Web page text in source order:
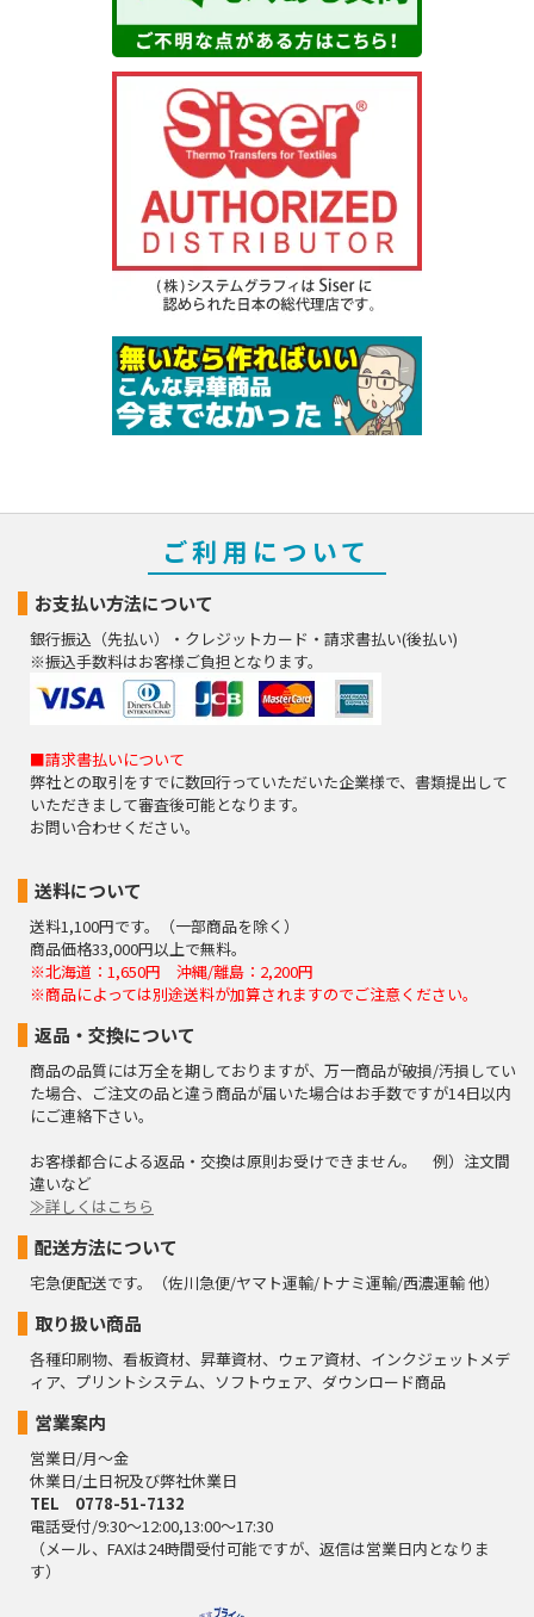
ご利用について
お支払い方法について
銀行振込（先払い）・クレジットカード・請求書払い(後払い)
※振込手数料はお客様ご負担となります。
■請求書払いについて
弊社との取引をすでに数回行っていただいた企業様で、書類提出して
いただきまして審査後可能となります。
お問い合わせください。
送料について
送料1,100円です。（一部商品を除く）
商品価格33,000円以上で無料。
※北海道：1,650円 沖縄/離島：2,200円
※商品によっては別途送料が加算されますのでご注意ください。
返品・交換について
商品の品質には万全を期しておりますが、万一商品が破損/汚損してい
た場合、ご注文の品と違う商品が届いた場合はお手数ですが14日以内
にご連絡下さい。
お客様都合による返品・交換は原則お受けできません。 例）注文間
違いなど
≫詳しくはこちら
配送方法について
宅急便配送です。（佐川急便/ヤマト運輸/トナミ運輸/西濃運輸 他）
取り扱い商品
各種印刷物、看板資材、昇華資材、ウェア資材、インクジェットメデ
ィア、プリントシステム、ソフトウェア、ダウンロード商品
営業案内
営業日/月～金
休業日/土日祝及び弊社休業日
TEL 0778-51-7132
電話受付/9:30～12:00,13:00～17:30
（メール、FAXは24時間受付可能ですが、返信は営業日内となりま
す）